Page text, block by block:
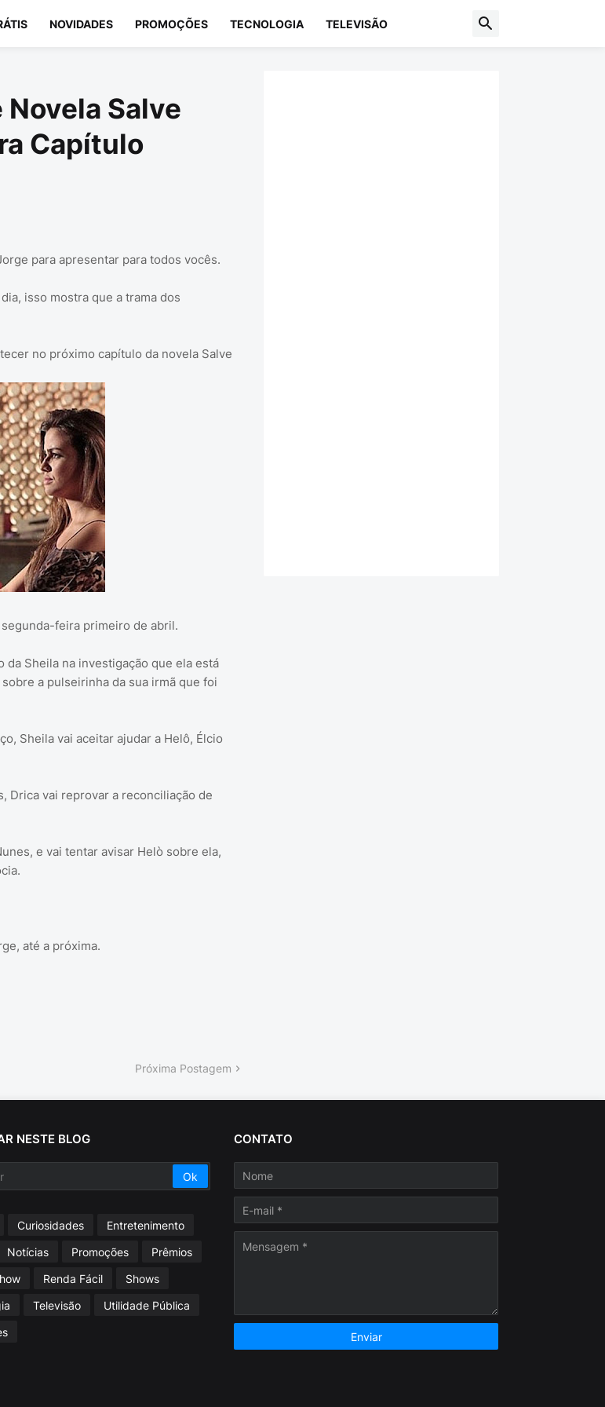
NOVIDADES PROMOÇÕES TECNOLOGIA TELEVISÃO
Salve
Capítulo
para apresentar para todos vocês.
isso mostra que a trama dos
no próximo capítulo da novela Salve
feira primeiro de abril.
Sheila na investigação que ela está
a pulseirinha da sua irmã que foi
Sheila vai aceitar ajudar a Helô, Élcio
Drica vai reprovar a reconciliação de
e vai tentar avisar Helò sobre ela,
até a próxima.
Próxima Postagem
NESTE BLOG
Curiosidades
Entretenimento
Notícias Promoções
Prêmios
Renda Fácil
Shows
Televisão
Utilidade Pública
CONTATO